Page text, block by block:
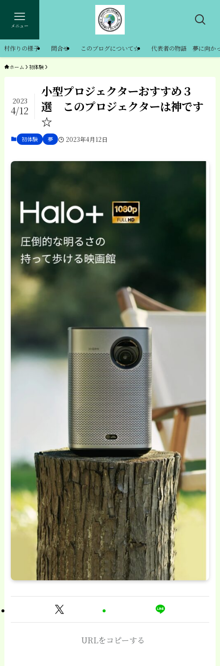
メニュー
村作りの様子 問合せ このブログについて☆ 代表者の物語 夢に向か
ホーム 初体験
小型プロジェクターおすすめ３
選 このプロジェクターは神です
☆
2023
4/12
初体験 夢 2023年4月12日
URLをコピーする